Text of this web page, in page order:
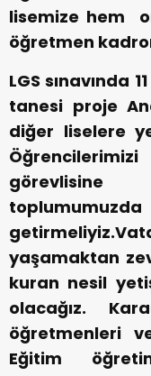
lisemize hem
öğretmen
LGS sınavında
tanesi proje
diğer liselere
yaşamaktan
kuran nesil
olacağız.
öğretmenleri
Eğitim